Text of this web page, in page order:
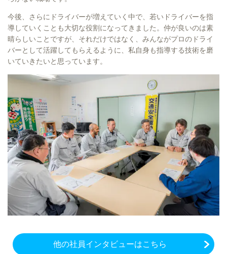
今後、さらにドライバーが増えていく中で、若いドライバーを指
導していくことも大切な役割になってきました。仲が良いのは素
晴らしいことですが、それだけではなく、みんながプロのドライ
バーとして活躍してもらえるように、私自身も指導する技術を磨
いていきたいと思っています。
他の社員インタビューはこちら